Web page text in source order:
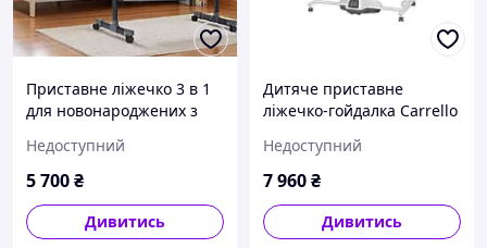
Приставне ліжечко 3 в 1
для новонароджених з
столиком і москітною
сіткою, колесики, сірий
Недоступний
5 700₴
Дивитись
Дитяче приставне
ліжечко-гойдалка Carrello
Beige Бежеве
Недоступний
7 960₴
Дивитись